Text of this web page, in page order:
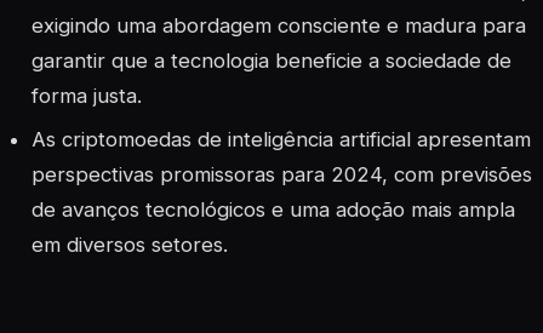
exigindo uma abordagem consciente e madura para
garantir que a tecnologia beneficie a sociedade de
forma justa.
As criptomoedas de inteligência artificial apresentam
perspectivas promissoras para 2024, com previsões
de avanços tecnológicos e uma adoção mais ampla
em diversos setores.